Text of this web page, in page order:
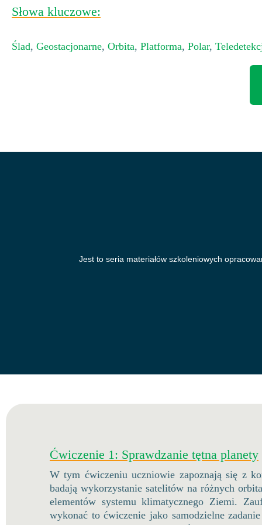
Słowa kluczowe:
Ślad, Geostacjonarne, Orbita, Platforma, Polar,
Jest to seria materiałów szkoleniowych
Ćwiczenie 1: Sprawdzanie tętna planety
W tym ćwiczeniu uczniowie zapoznają się z
badają wykorzystanie satelitów na różnych
elementów systemu klimatycznego Ziemi.
wykonać to ćwiczenie jako samodzielne